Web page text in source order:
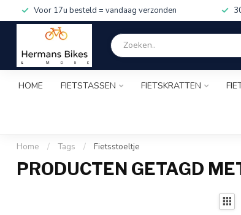
Voor 17u besteld = vandaag verzonden
HOME FIETSTASSEN FIETSKRATTEN
Home / Tags / Fietsstoeltje
PRODUCTEN GETAGD